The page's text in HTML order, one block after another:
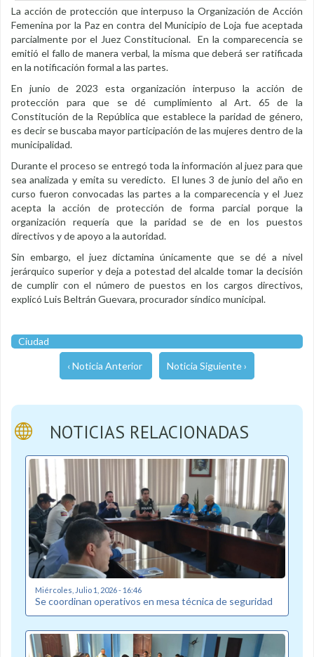
La acción de protección que interpuso la Organización de Acción
Femenina por la Paz en contra del Municipio de Loja fue aceptada
parcialmente por el Juez Constitucional. En la comparecencia se
emitió el fallo de manera verbal, la misma que deberá ser ratificada
en la notificación formal a las partes.
En junio de 2023 esta organización interpuso la acción de
protección para que se dé cumplimiento al Art. 65 de la
Constitución de la República que establece la paridad de género,
es decir se buscaba mayor participación de las mujeres dentro de la
municipalidad.
Durante el proceso se entregó toda la información al juez para que
sea analizada y emita su veredicto. El lunes 3 de junio del año en
curso fueron convocadas las partes a la comparecencia y el Juez
acepta la acción de protección de forma parcial porque la
organización requería que la paridad se de en los puestos
directivos y de apoyo a la autoridad.
Sin embargo, el juez dictamina únicamente que se dé a nivel
jerárquico superior y deja a potestad del alcalde tomar la decisión
de cumplir con el número de puestos en los cargos directivos,
explicó Luis Beltrán Guevara, procurador síndico municipal.
Ciudad
‹ Noticia Anterior Noticia Siguiente ›
NOTICIAS RELACIONADAS
Miércoles, Julio 1, 2026 - 16:46
Se coordinan operativos en mesa técnica de seguridad